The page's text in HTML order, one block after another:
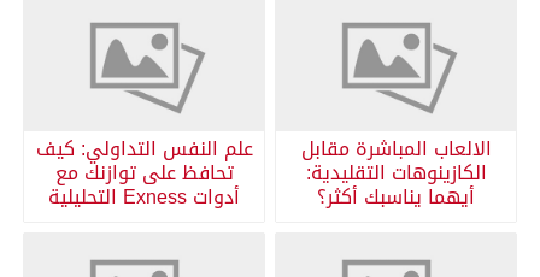
الالعاب المباشرة مقابل
الكازينوهات التقليدية:
أيهما يناسبك أكثر؟
علم النفس التداولي: كيف
تحافظ على توازنك مع
أدوات Exness التحليلية